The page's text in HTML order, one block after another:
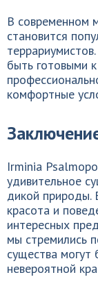
В современном
становится
быть готовыми
комфортные
Irminia
удивительное
дикой природы.
красота и
интересных
мы стремились
существа могут
невероятной